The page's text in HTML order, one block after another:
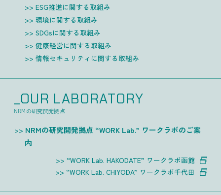
ESG推進に関する取組み
環境に関する取組み
SDGsに関する取組み
健康経営に関する取組み
情報セキュリティに関する取組み
_OUR LABORATORY
NRMの研究開発拠点
NRMの研究開発拠点 “WORK Lab.” ワークラボのご案
内
“WORK Lab. HAKODATE” ワークラボ函館
“WORK Lab. CHIYODA” ワークラボ千代田